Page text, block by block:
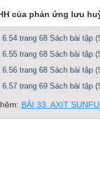
của phản ứng lưu
6.54 trang 68 Sách bài tập
6.55 trang 68 Sách bài tập
6.56 trang 68 Sách bài tập
6.57 trang 69 Sách bài tập
BÀI 33. AXIT